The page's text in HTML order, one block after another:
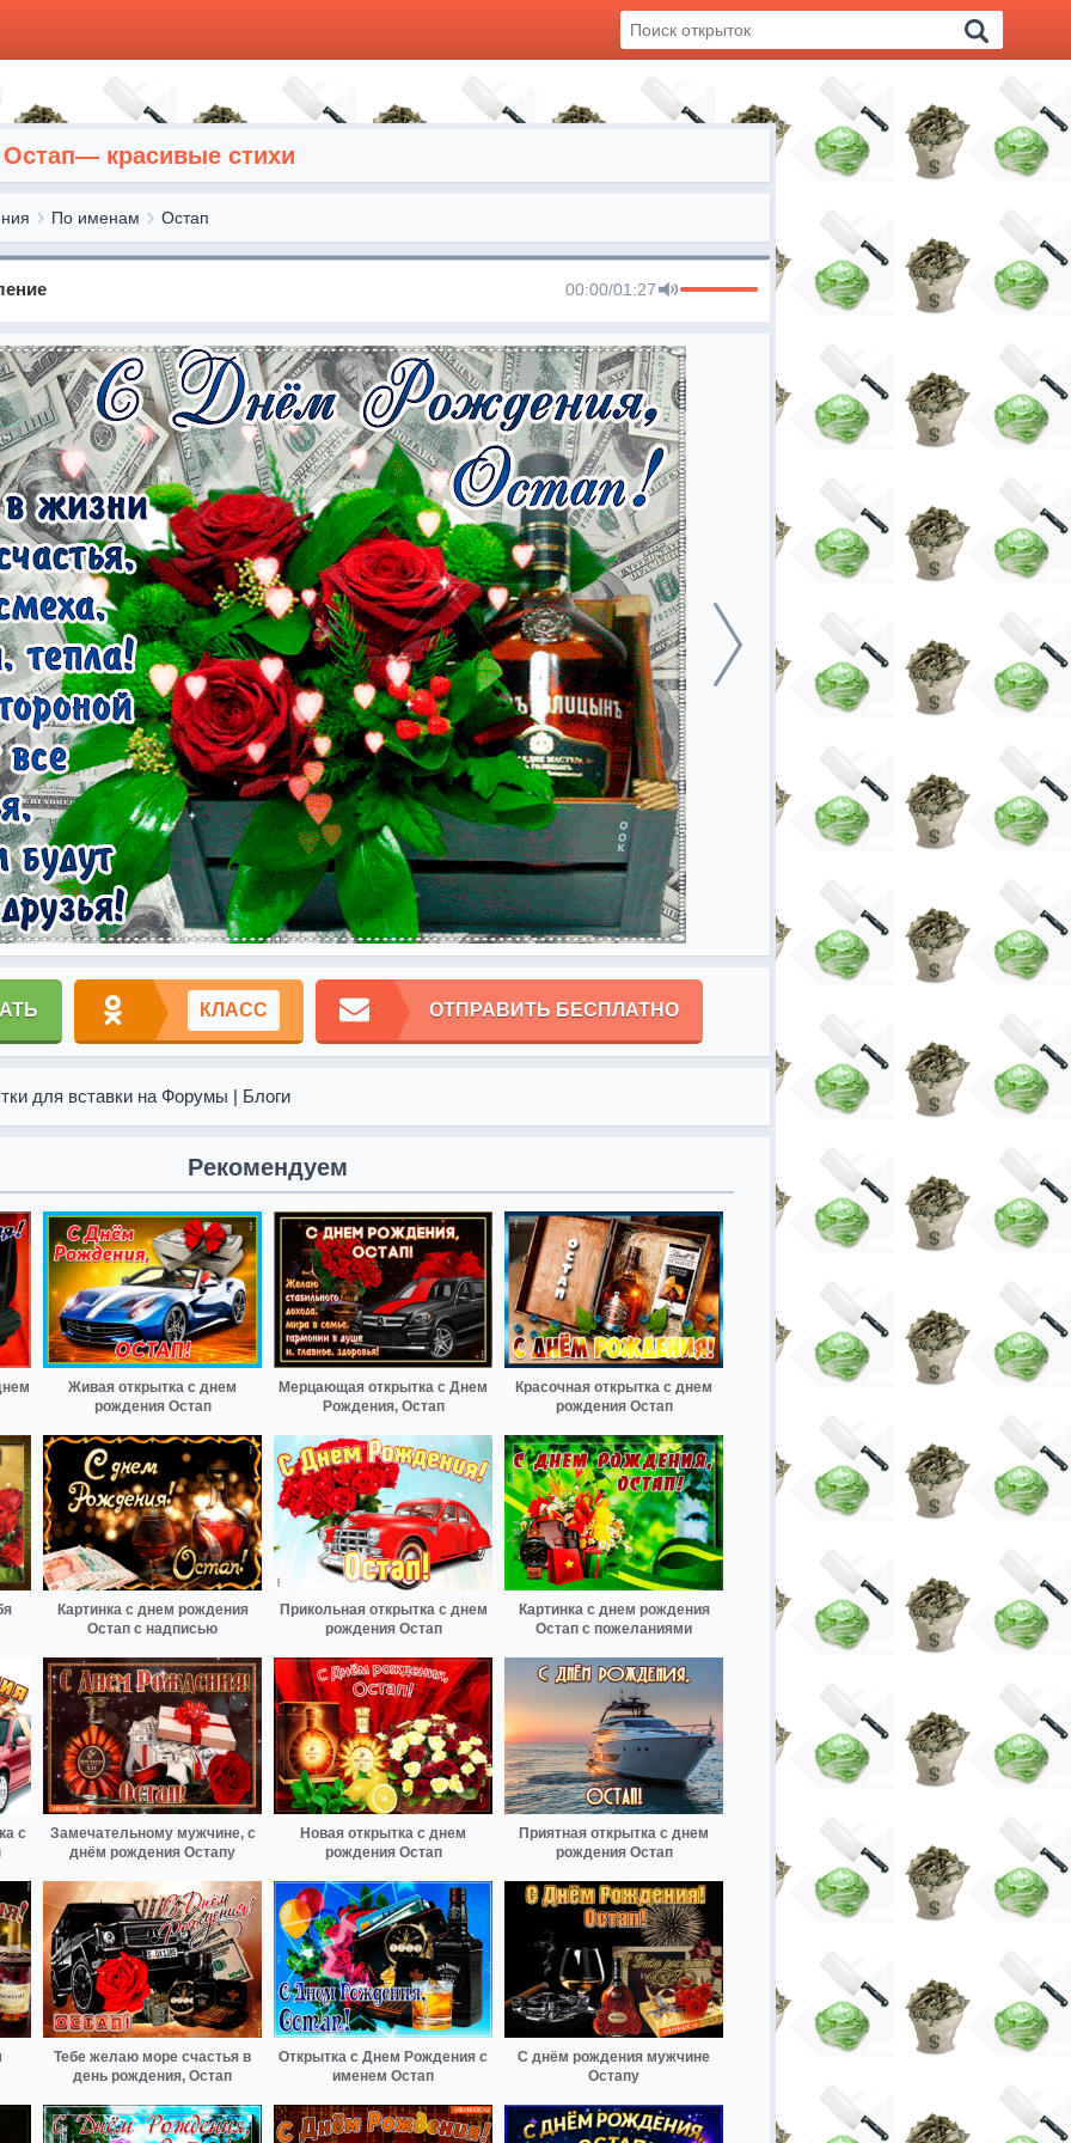
красивые стихи
По именам Остап
00:00/01:27
КЛАСС ОТПРАВИТЬ БЕСПЛАТНО
для вставки на Форумы | Блоги
Рекомендуем
Живая открытка с днем
рождения Остап
Мерцающая открытка с Днем
Рождения, Остап
Красочная открытка с днем
рождения Остап
Картинка с днем рождения
Остап с надписью
Прикольная открытка с днем
рождения Остап
Картинка с днем рождения
Остап с пожеланиями
с
Замечательному мужчине, с
днём рождения Остапу
Новая открытка с днем
рождения Остап
Приятная открытка с днем
рождения Остап
Тебе желаю море счастья в
день рождения, Остап
Открытка с Днем Рождения с
именем Остап
С днём рождения мужчине
Остапу